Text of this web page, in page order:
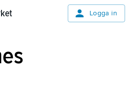
Logga in